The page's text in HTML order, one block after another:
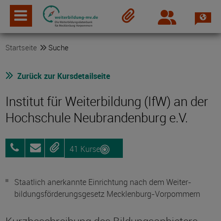
Login
Startseite Suche
Zurück zur Kursdetailseite
Institut für Weiterbildung (IfW) an der
Hochschule Neubrandenburg e.V.
0395
5693-
AnfragenMerken41 Kurse
Staatlich anerkannte Einrichtung nach dem Weiter­
bildungs­förderungs­gesetz Mecklenburg-Vorpommern